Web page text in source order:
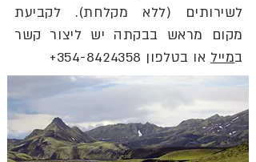
לשירותים (ללא מקלחת). לקביעת
מקום מראש בבקתה יש ליצור קשר
במייל או בטלפון 354-8424358
+